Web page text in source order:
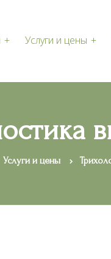
Услуги и цены
Услуги и цены